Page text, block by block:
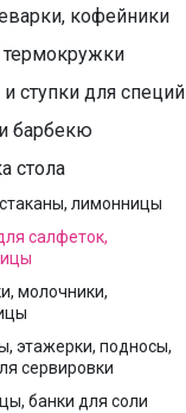
кофейники
ступки для специй
барбекю
стола
лимонницы
салфеток,
молочники,
этажерки, подносы,
сервировки
банки для соли